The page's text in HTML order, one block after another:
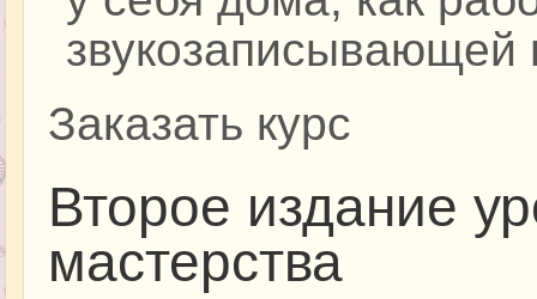
звукозаписывающей
Заказать курс
Второе издание
мастерства